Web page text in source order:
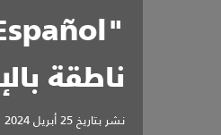
ناطقة
نشر بتاريخ25 أبريل 2024